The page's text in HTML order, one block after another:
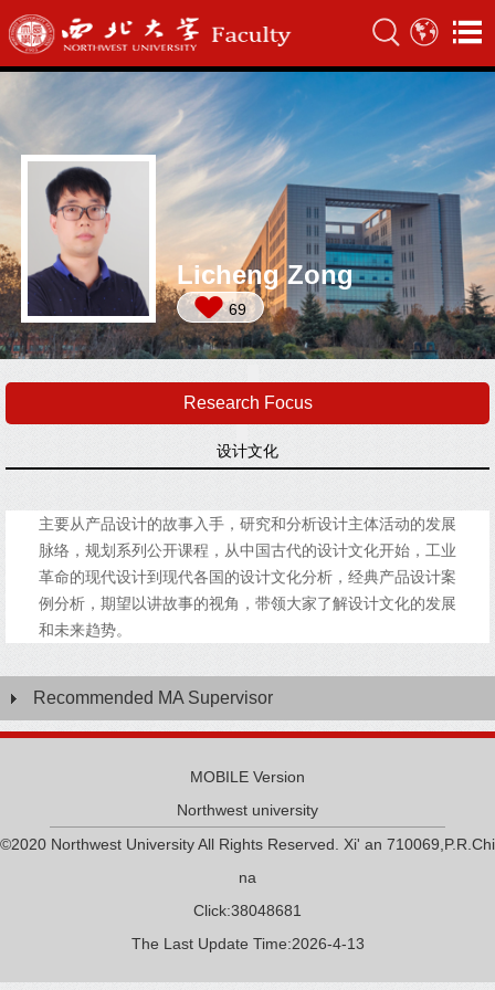
Licheng Zong
69
Research Focus
设计文化
主要从产品设计的故事入手，研究和分析设计主体活动的发展
脉络，规划系列公开课程，从中国古代的设计文化开始，工业
革命的现代设计到现代各国的设计文化分析，经典产品设计案
例分析，期望以讲故事的视角，带领大家了解设计文化的发展
和未来趋势。
Recommended MA Supervisor
MOBILE Version
Northwest university
©2020 Northwest University All Rights Reserved. Xi' an 710069,P.R.Chi
na
Click:38048681
The Last Update Time:2026-4-13